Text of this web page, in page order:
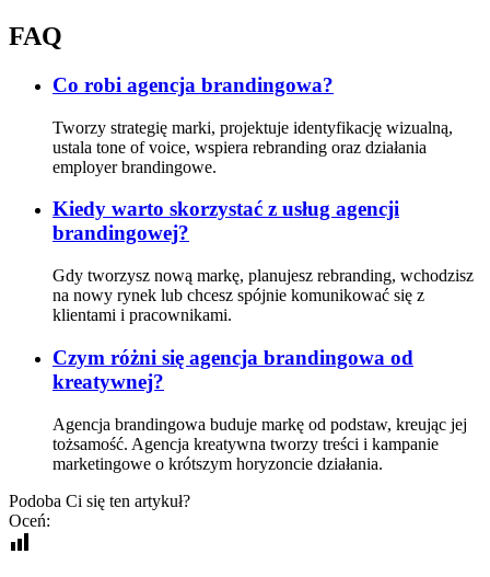
FAQ
Co robi agencja brandingowa?
Tworzy strategię marki, projektuje identyfikację wizualną,
ustala tone of voice, wspiera rebranding oraz działania
employer brandingowe.
Kiedy warto skorzystać z usług agencji
brandingowej?
Gdy tworzysz nową markę, planujesz rebranding, wchodzisz
na nowy rynek lub chcesz spójnie komunikować się z
klientami i pracownikami.
Czym różni się agencja brandingowa od
kreatywnej?
Agencja brandingowa buduje markę od podstaw, kreując jej
tożsamość. Agencja kreatywna tworzy treści i kampanie
marketingowe o krótszym horyzoncie działania.
Podoba Ci się ten artykuł?
Oceń: